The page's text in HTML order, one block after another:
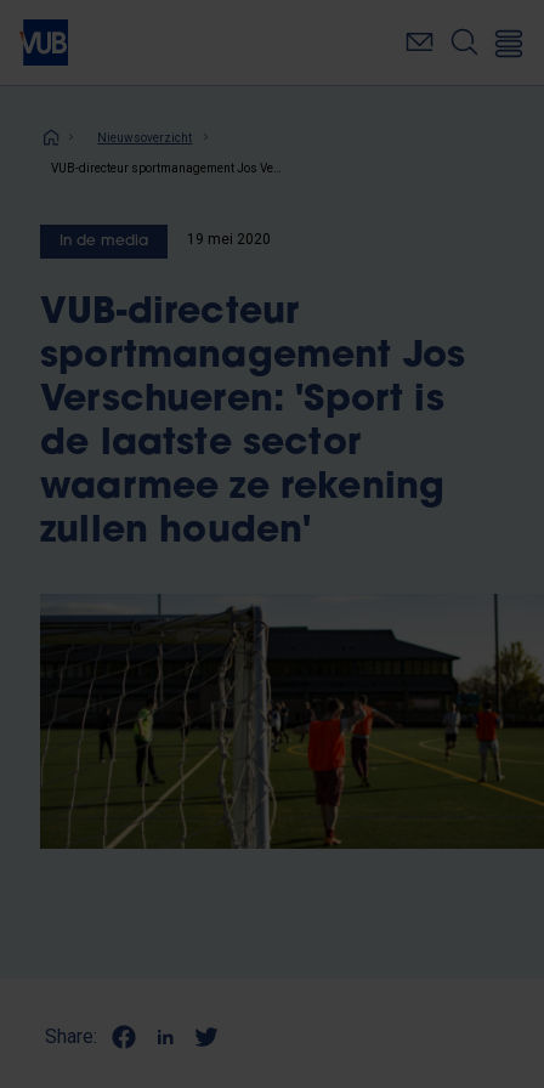
Overslaan
naar
inhoudKruimelpad
Nieuwsoverzicht
In de media 19 mei 2020
VUB-directeur
sportmanagement Jos
Verschueren: 'Sport is
de laatste sector
waarmee ze rekening
zullen houden'
Share: